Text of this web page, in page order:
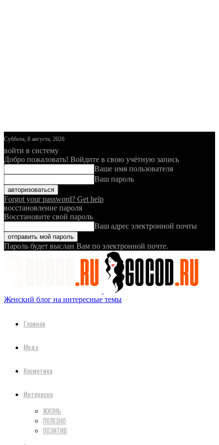
Суббота, 8 августа, 2026
войти в систему
Добро пожаловать! Войдите в свою учётную запись
Ваше имя пользователя
Ваш пароль
Forgot your password? Get help
восстановление пароля
Восстановите свой пароль
Ваш адрес электронной почты
Пароль будет выслан Вам по электронной почте.
Женский блог на интересные темы
Главная
Мода
Косметика
Интересно
ЖИЗНЬ
ПОЛЕЗНО
ПОЗИТИВ